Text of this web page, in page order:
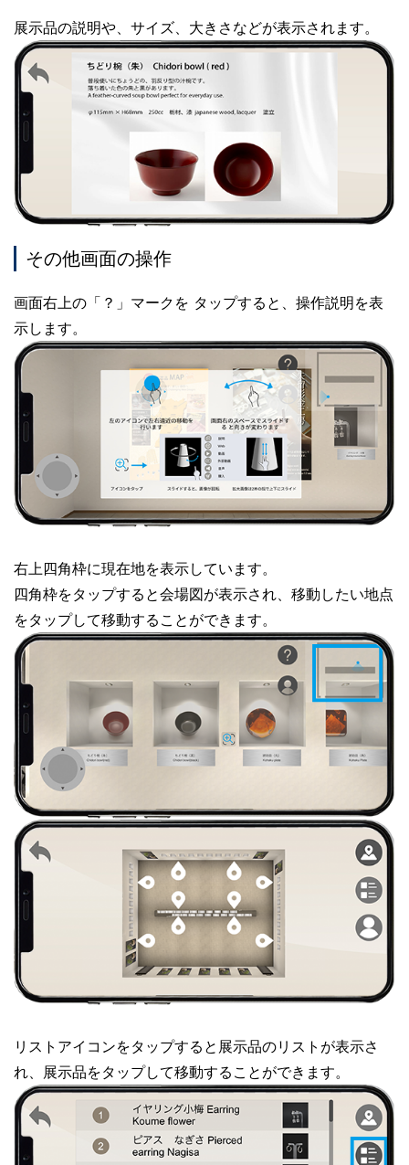
展示品の説明や、サイズ、大きさなどが表示されます。
その他画面の操作
画面右上の「？」マークを タップすると、操作説明を表
示します。
右上四角枠に現在地を表示しています。
四角枠をタップすると会場図が表示され、移動したい地点
をタップして移動することができます。
リストアイコンをタップすると展示品のリストが表示さ
れ、展示品をタップして移動することができます。